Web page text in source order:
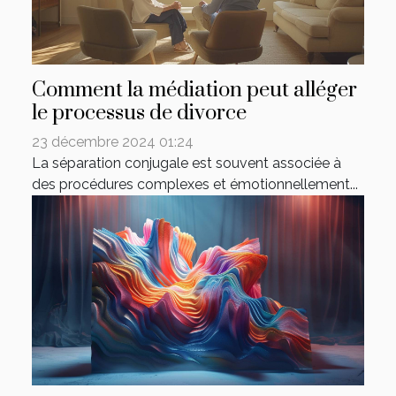
Comment la médiation peut alléger
le processus de divorce
23 décembre 2024 01:24
La séparation conjugale est souvent associée à
des procédures complexes et émotionnellement...